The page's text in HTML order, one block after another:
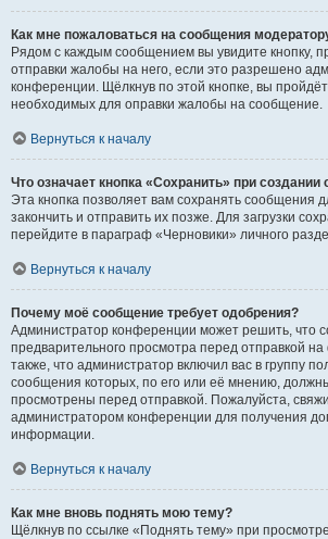
Как мне пожаловаться на сообщения
Рядом с каждым сообщением вы увидите кнопку,
отправки жалобы на него, если это разрешено
конференции. Щёлкнув по этой кнопке, вы
необходимых для оправки жалобы на сообщение.
Вернуться к началу
Что означает кнопка «Сохранить» при создании
Эта кнопка позволяет вам сохранять сообщения
закончить и отправить их позже. Для загрузки
перейдите в параграф «Черновики» личного
Вернуться к началу
Почему моё сообщение требует одобрения?
Администратор конференции может решить, что
предварительного просмотра перед отправкой
также, что администратор включил вас в группу
сообщения которых, по его или её мнению,
просмотрены перед отправкой. Пожалуйста,
администратором конференции для получения
информации.
Вернуться к началу
Как мне вновь поднять мою тему?
Щёлкнув по ссылке «Поднять тему» при